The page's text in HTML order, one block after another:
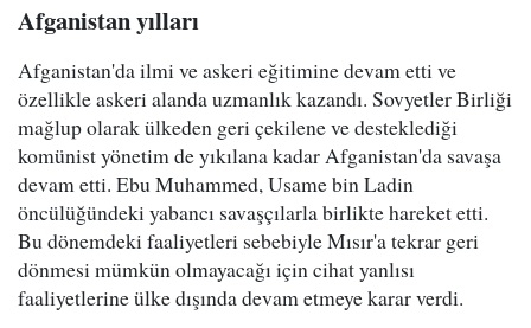
Afganistan yılları
Afganistan'da ilmi ve askeri eğitimine devam etti ve
özellikle askeri alanda uzmanlık kazandı. Sovyetler Birliği
mağlup olarak ülkeden geri çekilene ve desteklediği
komünist yönetim de yıkılana kadar Afganistan'da savaşa
devam etti. Ebu Muhammed, Usame bin Ladin
öncülüğündeki yabancı savaşçılarla birlikte hareket etti.
Bu dönemdeki faaliyetleri sebebiyle Mısır'a tekrar geri
dönmesi mümkün olmayacağı için cihat yanlısı
faaliyetlerine ülke dışında devam etmeye karar verdi.